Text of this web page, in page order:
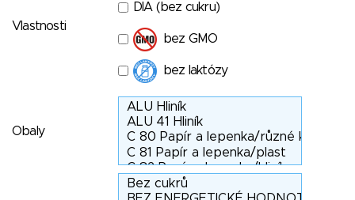
Vlastnosti
DIA (bez cukru)
bez GMO
bez laktózy
Obaly